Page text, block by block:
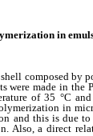
in
composed by
made in the
of 35 °C
in
and this is due
Also, a direct